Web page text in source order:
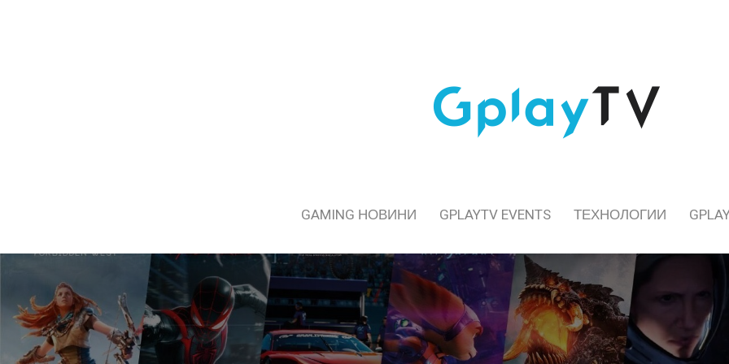
GAMING НОВИНИ GPLAYTV EVENTS ТЕХНОЛОГИИ